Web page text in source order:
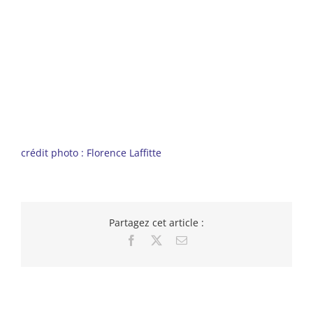
crédit photo : Florence Laffitte
Partagez cet article :
Facebook Email